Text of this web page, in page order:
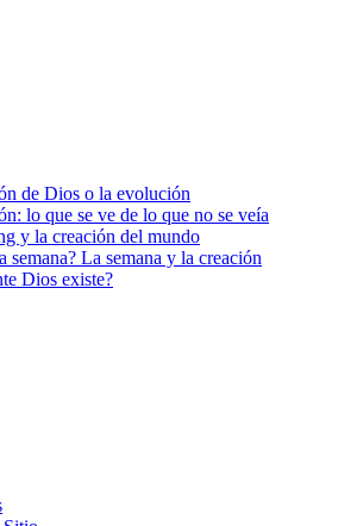
de Dios o la evolución
lo que se ve de lo que no se veía
y la creación del mundo
semana? La semana y la creación
Dios existe?